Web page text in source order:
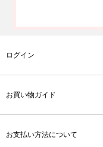
ログイン
お買い物ガイド
お支払い方法について